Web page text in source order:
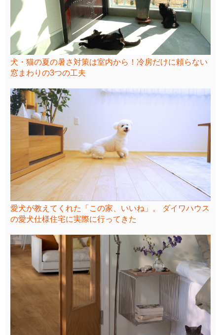
犬・猫の夏の暑さ対策は室内から！冷房だけに頼らない
窓まわりの3つの工夫
愛犬が教えてくれた「この家、いいね」。 ダイワハウス
の愛犬仕様住宅に実際に行ってきた